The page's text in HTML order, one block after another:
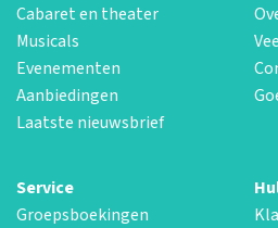
Cabaret en theater
Musicals
Evenementen
Aanbiedingen
Laatste nieuwsbrief
Service
Groepsboekingen